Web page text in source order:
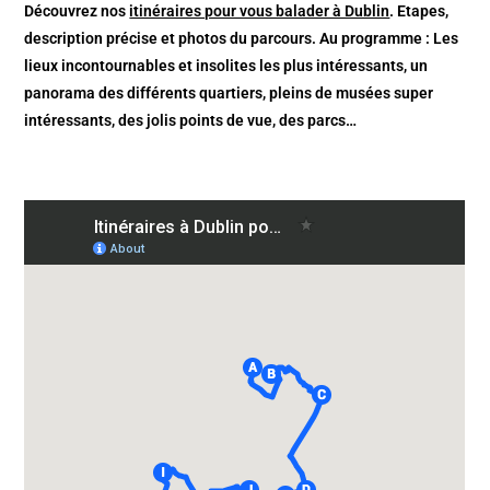
Découvrez nos itinéraires pour vous balader à Dublin. Etapes,
description précise et photos du parcours. Au programme : Les
lieux incontournables et insolites les plus intéressants, un
panorama des différents quartiers, pleins de musées super
intéressants, des jolis points de vue, des parcs…